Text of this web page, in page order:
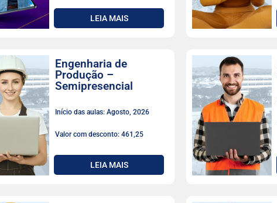
LEIA MAIS
Engenharia de
Produção –
Semipresencial
Início das aulas: Agosto, 2026
Valor com desconto: 461,25
LEIA MAIS